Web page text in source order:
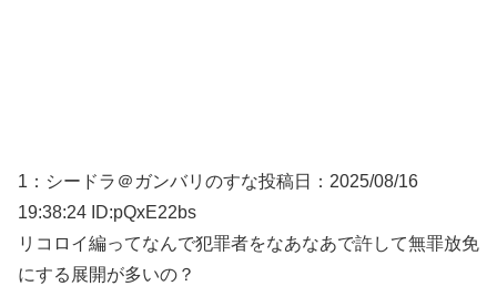
1： シードラ＠ガンバリのすな投稿日：2025/08/16
19:38:24 ID:pQxE22bs
リコロイ編ってなんで犯罪者をなあなあで許して無罪放免
にする展開が多いの？